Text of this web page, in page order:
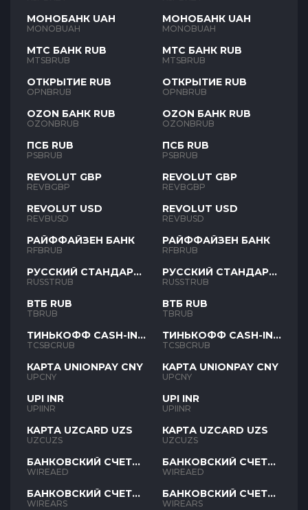
МОНОБАНК UAH
MONOBUAH
МТС БАНК RUB
MTSBRUB
ОТКРЫТИЕ RUB
OPNBRUB
OZON БАНК RUB
OZONBRUB
ПСБ RUB
PSBRUB
REVOLUT GBP
REVBGBP
REVOLUT USD
REVBUSD
РАЙФФАЙЗЕН БАНК
RFBRUB
РУССКИЙ СТАНДАРТ
RUB
RUSSTRUB
ВТБ RUB
TBRUB
ТИНЬКОФФ CASH-IN
RUB
TCSBCRUB
КАРТА UNIONPAY CNY
UPCNY
UPI INR
UPIINR
КАРТА UZCARD UZS
UZCUZS
БАНКОВСКИЙ СЧЕТ
AED
WIREAED
БАНКОВСКИЙ СЧЕТ
ARS
WIREARS
МОНОБАНК UAH
MONOBUAH
МТС БАНК RUB
MTSBRUB
ОТКРЫТИЕ RUB
OPNBRUB
OZON БАНК RUB
OZONBRUB
ПСБ RUB
PSBRUB
REVOLUT GBP
REVBGBP
REVOLUT USD
REVBUSD
РАЙФФАЙЗЕН БАНК
RFBRUB
РУССКИЙ СТАНДАРТ
RUB
RUSSTRUB
ВТБ RUB
TBRUB
ТИНЬКОФФ CASH-IN
RUB
TCSBCRUB
КАРТА UNIONPAY CNY
UPCNY
UPI INR
UPIINR
КАРТА UZCARD UZS
UZCUZS
БАНКОВСКИЙ СЧЕТ
AED
WIREAED
БАНКОВСКИЙ СЧЕТ
ARS
WIREARS